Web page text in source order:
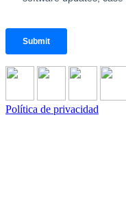
Política de privacidad